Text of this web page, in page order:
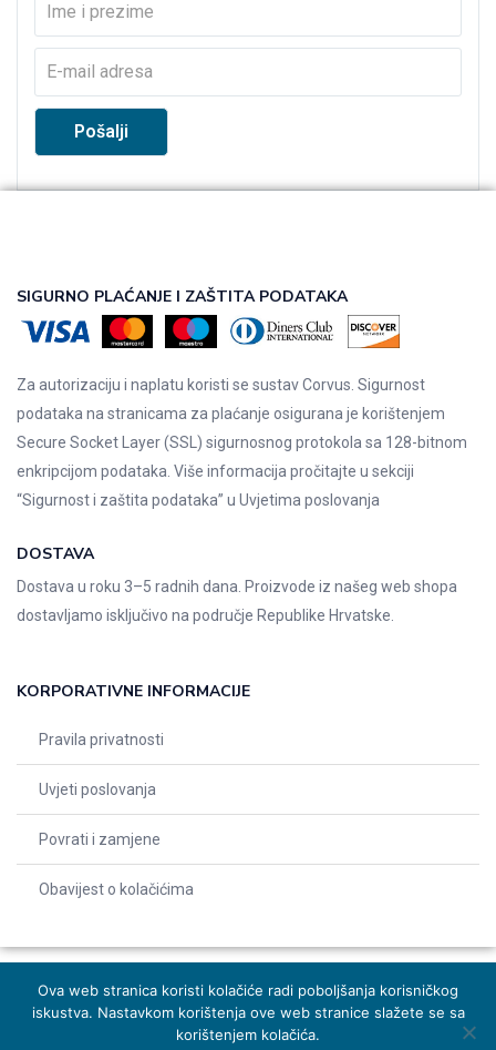
SIGURNO PLAĆANJE I ZAŠTITA PODATAKA
Za autorizaciju i naplatu koristi se sustav Corvus. Sigurnost
podataka na stranicama za plaćanje osigurana je korištenjem
Secure Socket Layer (SSL) sigurnosnog protokola sa 128-bitnom
enkripcijom podataka. Više informacija pročitajte u sekciji
“Sigurnost i zaštita podataka” u Uvjetima poslovanja
DOSTAVA
Dostava u roku 3–5 radnih dana. Proizvode iz našeg web shopa
dostavljamo isključivo na područje Republike Hrvatske.
KORPORATIVNE INFORMACIJE
Pravila privatnosti
Uvjeti poslovanja
Povrati i zamjene
Obavijest o kolačićima
© 2026 Indentals. Sva prava pridržana – Design by Michel studio
Ova web stranica koristi kolačiće radi poboljšanja korisničkog
iskustva. Nastavkom korištenja ove web stranice slažete se sa
korištenjem kolačića.